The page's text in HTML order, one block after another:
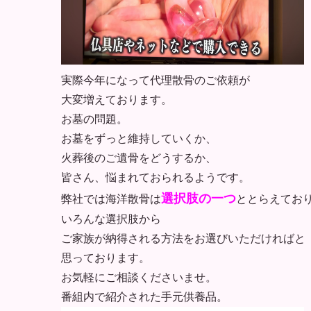
実際今年になって代理散骨のご依頼が
大変増えております。
お墓の問題。
お墓をずっと維持していくか、
火葬後のご遺骨をどうするか、
皆さん、悩まれておられるようです。
弊社では海洋散骨は選択肢の一つととらえてお
いろんな選択肢から
ご家族が納得される方法をお選びいただければと
思っております。
お気軽にご相談くださいませ。
番組内で紹介された手元供養品。